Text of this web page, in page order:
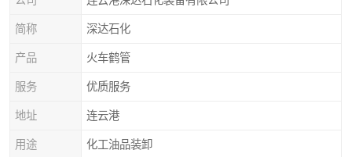
简称 深达石化
产品 火车鹤管
服务 优质服务
地址 连云港
用途 化工油品装卸